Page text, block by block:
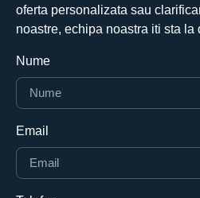
oferta personalizata sau
noastre, echipa noastra iti sta la
Nume
Email